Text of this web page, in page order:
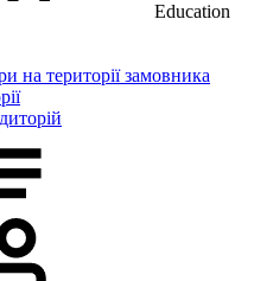
Education
на території замовника